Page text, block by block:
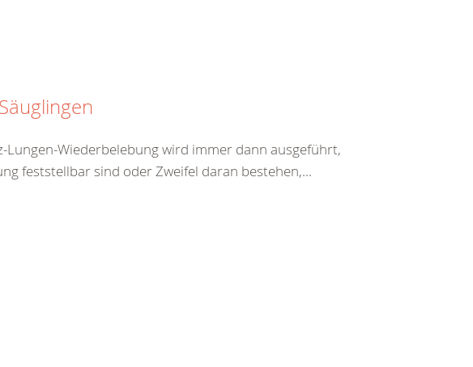
Lungen-Wiederbelebung wird immer dann ausgeführt,
feststellbar sind oder Zweifel daran bestehen,...